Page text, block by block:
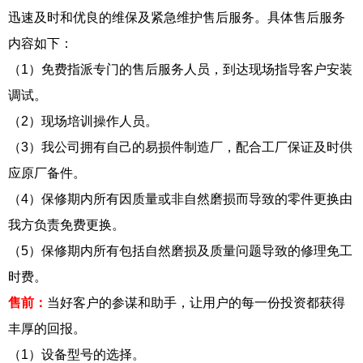
迅速及时和优良的维保及紧急维护售后服务。具体售后服务
内容如下：
（1）免费指派专门的售后服务人员，到达现场指导客户安装
调试。
（2）现场培训操作人员。
（3）我公司拥有自己的易损件制造厂，配合工厂保证及时供
应原厂备件。
（4）保修期内所有因质量或非自然磨损而导致的零件更换由
我方负责免费更换。
（5）保修期内所有包括自然磨损及质量问题导致的修理免工
时费。
售前： 当好客户的参谋和助手，让用户的每一份投资都获得
丰厚的回报。
（1）设备型号的选择。